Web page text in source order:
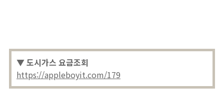
▼ 도시가스 요금조회
https://appleboyit.com/179